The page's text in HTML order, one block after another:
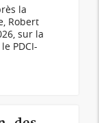
la
Robert
sur la
PDCI-